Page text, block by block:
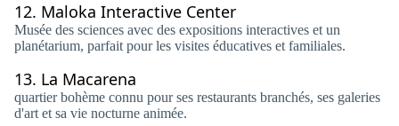
12. Maloka Interactive Center
Musée des sciences avec des expositions interactives et un
planétarium, parfait pour les visites éducatives et familiales.
13. La Macarena
quartier bohème connu pour ses restaurants branchés, ses galeries
d'art et sa vie nocturne animée.